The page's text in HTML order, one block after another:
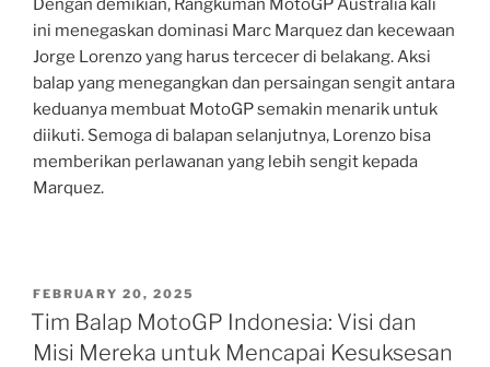
Dengan demikian, Rangkuman MotoGP Australia kali
ini menegaskan dominasi Marc Marquez dan kecewaan
Jorge Lorenzo yang harus tercecer di belakang. Aksi
balap yang menegangkan dan persaingan sengit antara
keduanya membuat MotoGP semakin menarik untuk
diikuti. Semoga di balapan selanjutnya, Lorenzo bisa
memberikan perlawanan yang lebih sengit kepada
Marquez.
POSTED
ON
FEBRUARY 20, 2025
Tim Balap MotoGP Indonesia: Visi dan
Misi Mereka untuk Mencapai Kesuksesan